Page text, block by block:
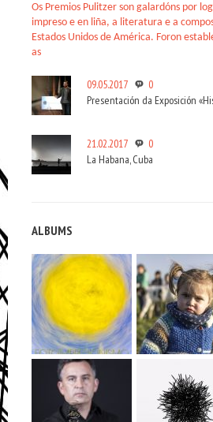
Os Premios Pulitzer son galardóns por
impreso e en liña, a literatura e a
Estados Unidos de América. Foron
as
09.05.2017
0
Presentación da Exposición
21.02.2017
0
La Habana, Cuba
ALBUMS